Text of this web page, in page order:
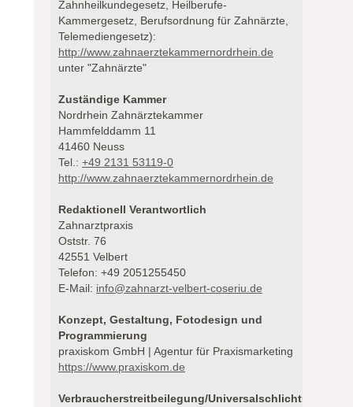
Zahnheilkundegesetz, Heilberufe-
Kammergesetz, Berufsordnung für Zahnärzte,
Telemediengesetz):
http://www.zahnaerztekammernordrhein.de
unter "Zahnärzte"
Zuständige Kammer
Nordrhein Zahnärztekammer
Hammfelddamm 11
41460 Neuss
Tel.: +49 2131 53119-0
http://www.zahnaerztekammernordrhein.de
Redaktionell Verantwortlich
Zahnarztpraxis
Oststr. 76
42551 Velbert
Telefon: +49 2051255450
E-Mail: info@zahnarzt-velbert-coseriu.de
Konzept, Gestaltung, Fotodesign und
Programmierung
praxiskom GmbH | Agentur für Praxismarketing
https://www.praxiskom.de
Verbraucherstreitbeilegung/